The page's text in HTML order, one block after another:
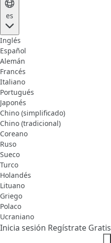
es
Inglés
Español
Alemán
Francés
Italiano
Portugués
Japonés
Chino (simplificado)
Chino (tradicional)
Coreano
Ruso
Sueco
Turco
Holandés
Lituano
Griego
Polaco
Ucraniano
Inicia sesión Regístrate Gratis